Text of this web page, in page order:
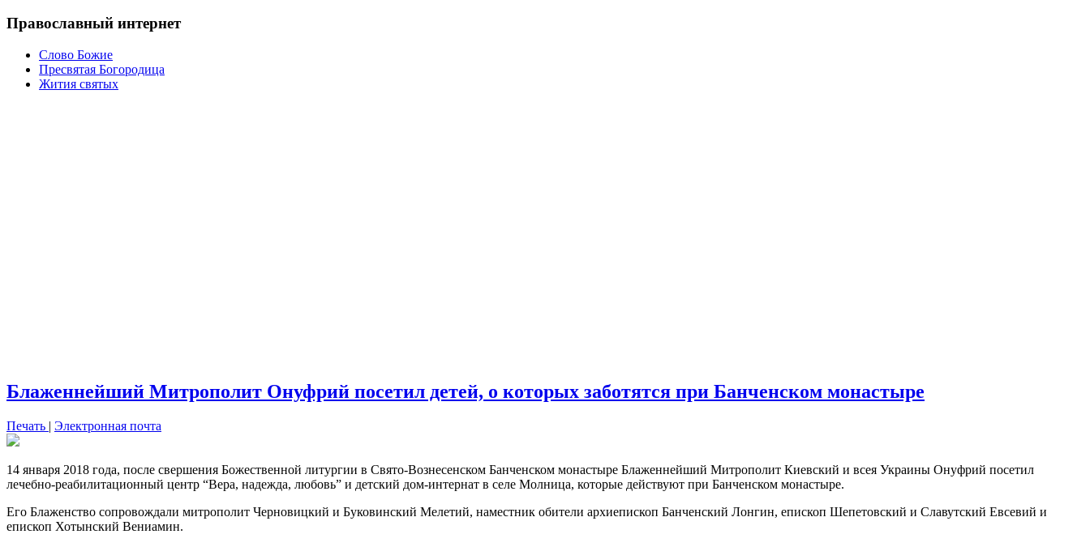
Православный интернет
Слово Божие
Пресвятая Богородица
Жития святых
Блаженнейший Митрополит Онуфрий посетил детей, о которых заботятся при Банченском монастыре
Печать | Электронная почта
14 января 2018 года, после свершения Божественной литургии в Свято-Вознесенском Банченском монастыре Блаженнейший Митрополит Киевский и всея Украины Онуфрий посетил
лечебно-реабилитационный центр “Вера, надежда, любовь” и детский дом-интернат в селе Молница, которые действуют при Банченском монастыре.
Его Блаженство сопровождали митрополит Черновицкий и Буковинский Мелетий, наместник обители архиепископ Банченский Лонгин, епископ Шепетовский и Славутский Евсевий и
епископ Хотынский Вениамин.